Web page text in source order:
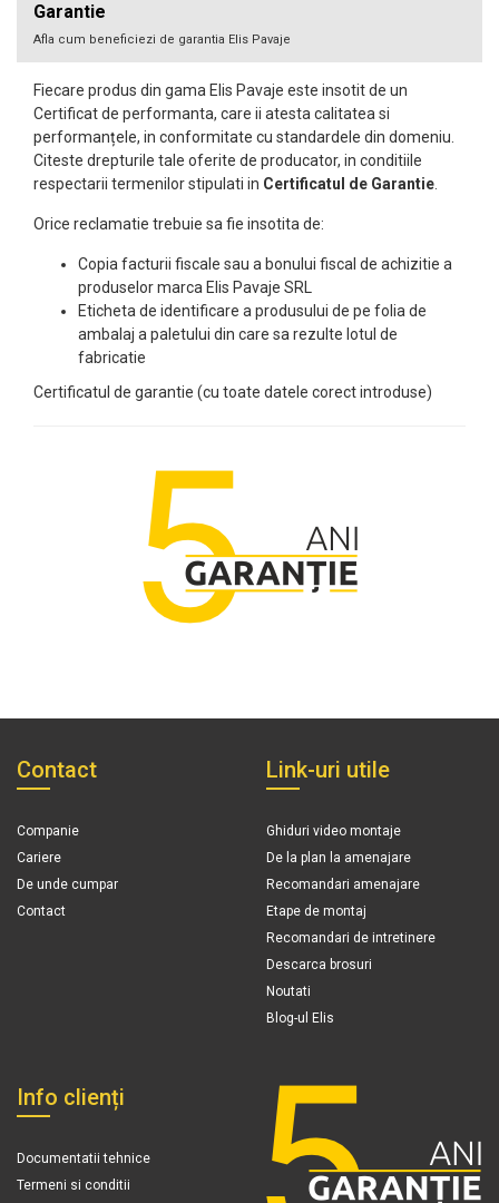
Garantie
Afla cum beneficiezi de garantia Elis Pavaje
Fiecare produs din gama Elis Pavaje este insotit de un
Certificat de performanta, care ii atesta calitatea si
performanțele, in conformitate cu standardele din domeniu.
Citeste drepturile tale oferite de producator, in conditiile
respectarii termenilor stipulati in Certificatul de Garantie.
Orice reclamatie trebuie sa fie insotita de:
Copia facturii fiscale sau a bonului fiscal de achizitie a
produselor marca Elis Pavaje SRL
Eticheta de identificare a produsului de pe folia de
ambalaj a paletului din care sa rezulte lotul de
fabricatie
Certificatul de garantie (cu toate datele corect introduse)
Contact
Companie
Cariere
De unde cumpar
Contact
Link-uri utile
Ghiduri video montaje
De la plan la amenajare
Recomandari amenajare
Etape de montaj
Recomandari de intretinere
Descarca brosuri
Noutati
Blog-ul Elis
Info clienți
Documentatii tehnice
Termeni si conditii